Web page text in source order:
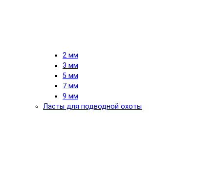
2 мм
3 мм
5 мм
7 мм
9 мм
Ласты для подводной охоты